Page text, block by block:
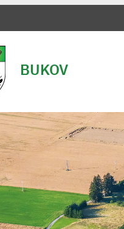
BUKOV